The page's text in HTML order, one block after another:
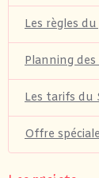
Les règles
Planning
Les tarifs du
Offre